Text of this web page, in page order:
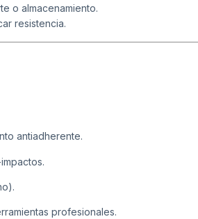
o almacenamiento.
resistencia.
antiadherente.
profesionales.